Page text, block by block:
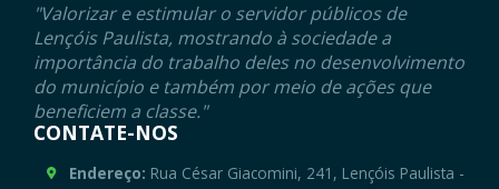
"Valorizar e estimular o servidor públicos de
Lençóis Paulista, mostrando à sociedade a
importância do trabalho deles no desenvolvimento
do município e também por meio de ações que
beneficiem a classe."
CONTATE-NOS
Endereço: Rua César Giacomini, 241, Lençóis Paulista -